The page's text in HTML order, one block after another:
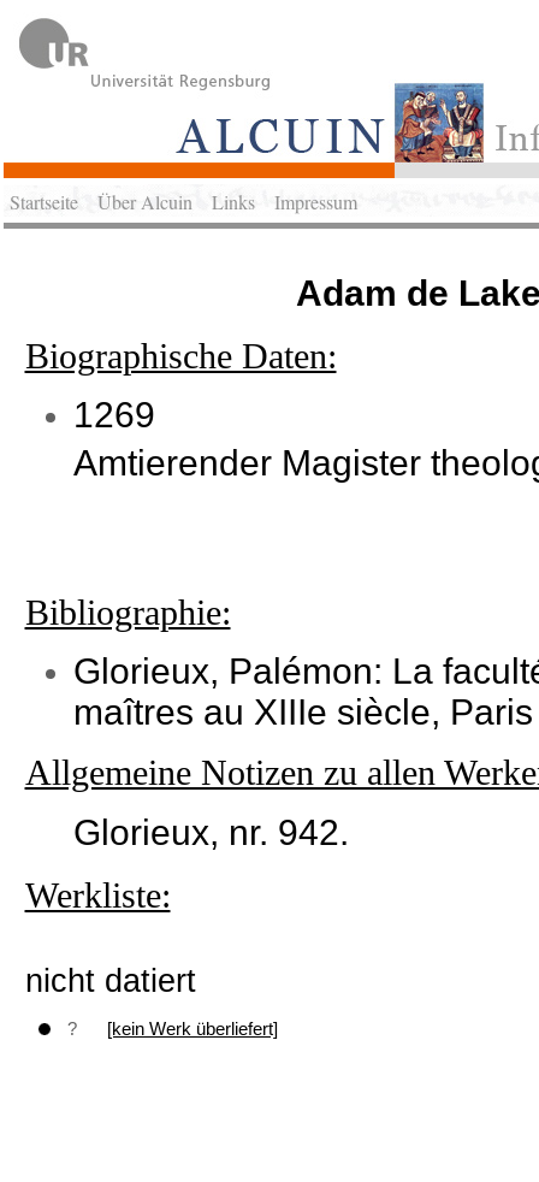
Startseite Über Alcuin Links Impressum
Adam de
Biographische Daten:
1269
Amtierender Magister
Bibliographie:
Glorieux, Palémon: La
maîtres au XIIIe siècle,
Allgemeine Notizen zu allen
Glorieux, nr. 942.
Werkliste:
nicht datiert
? [kein Werk überliefert]